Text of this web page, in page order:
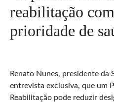
reabilitação
prioridade de
Renato Nunes, presidente da
entrevista exclusiva, que um
Reabilitação pode reduzir